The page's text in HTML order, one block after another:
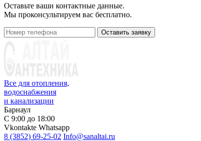
Оставьте ваши контактные данные.
Мы проконсультируем вас бесплатно.
Оставить заявку
Все для отопления,
водоснабжения
и канализации
Барнаул
С 9:00 до 18:00
Vkontakte Whatsapp
8 (3852) 69-25-02 Info@sanaltai.ru